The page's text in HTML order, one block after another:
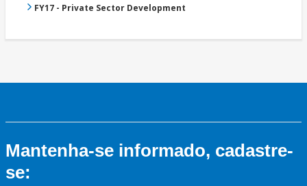
FY17 - Private Sector Development
Mantenha-se informado, cadastre-
se: